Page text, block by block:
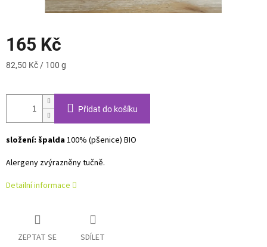
165 Kč
Měrná
82,50 Kč / 100 g
Přidat do košíku
složení: špalda100% (pšenice) BIO
Alergeny zvýrazněny tučně.
Detailní informace
ZEPTAT SE SDÍLET